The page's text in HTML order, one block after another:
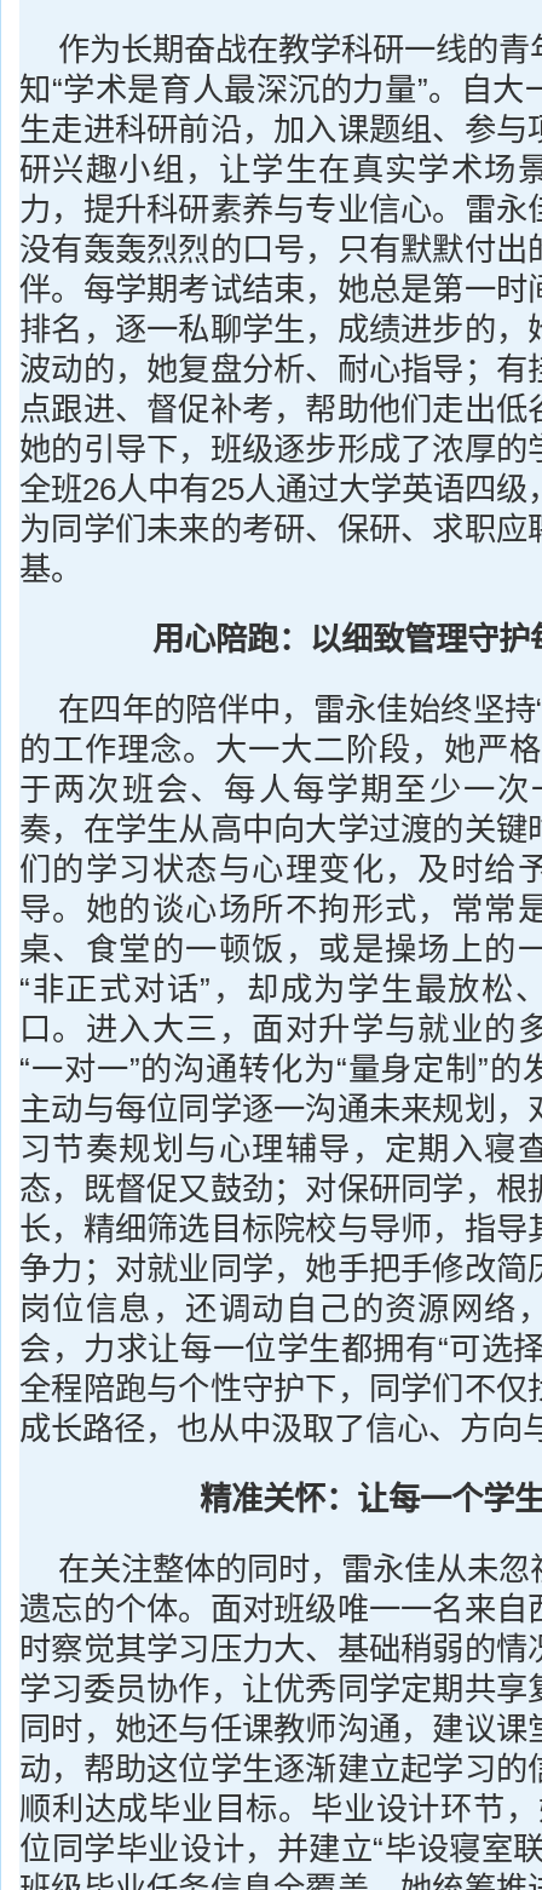
作为长期奋战在教学科研一线的
知“学术是育人最深沉的力量”。自大
生走进科研前沿，加入课题组、参与
研兴趣小组，让学生在真实学术场
力，提升科研素养与专业信心。雷永
没有轰轰烈烈的口号，只有默默付出
伴。每学期考试结束，她总是第一时
排名，逐一私聊学生，成绩进步的，
波动的，她复盘分析、耐心指导；有
点跟进、督促补考，帮助他们走出低
她的引导下，班级逐步形成了浓厚的
全班26人中有25人通过大学英语四级
为同学们未来的考研、保研、求职应
基。
用心陪跑：以细致管理守护
在四年的陪伴中，雷永佳始终坚持
的工作理念。大一大二阶段，她严
于两次班会、每人每学期至少一次
奏，在学生从高中向大学过渡的关键
们的学习状态与心理变化，及时给
导。她的谈心场所不拘形式，常常
桌、食堂的一顿饭，或是操场上的
“非正式对话”，却成为学生最放松
口。进入大三，面对升学与就业的
“一对一”的沟通转化为“量身定制”
主动与每位同学逐一沟通未来规划，
习节奏规划与心理辅导，定期入寝
态，既督促又鼓劲；对保研同学，根
长，精细筛选目标院校与导师，指导
争力；对就业同学，她手把手修改简
岗位信息，还调动自己的资源网络
会，力求让每一位学生都拥有“可选
全程陪跑与个性守护下，同学们不仅
成长路径，也从中汲取了信心、方向
精准关怀：让每一个学
在关注整体的同时，雷永佳从未
遗忘的个体。面对班级唯一一名来自
时察觉其学习压力大、基础稍弱的情
学习委员协作，让优秀同学定期共享
同时，她还与任课教师沟通，建议课
动，帮助这位学生逐渐建立起学习的
顺利达成毕业目标。毕业设计环节
位同学毕业设计，并建立“毕设寝室